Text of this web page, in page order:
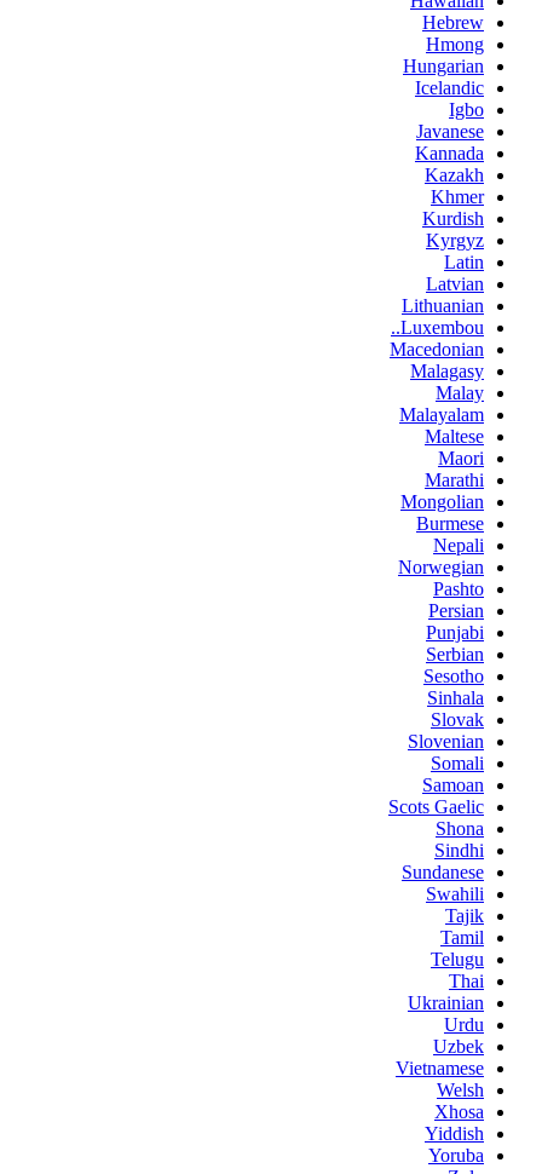
Hebrew
Hmong
Hungarian
Icelandic
Igbo
Javanese
Kannada
Kazakh
Khmer
Kurdish
Kyrgyz
Latin
Latvian
Lithuanian
Luxembou..
Macedonian
Malagasy
Malay
Malayalam
Maltese
Maori
Marathi
Mongolian
Burmese
Nepali
Norwegian
Pashto
Persian
Punjabi
Serbian
Sesotho
Sinhala
Slovak
Slovenian
Somali
Samoan
Scots Gaelic
Shona
Sindhi
Sundanese
Swahili
Tajik
Tamil
Telugu
Thai
Ukrainian
Urdu
Uzbek
Vietnamese
Welsh
Xhosa
Yiddish
Yoruba